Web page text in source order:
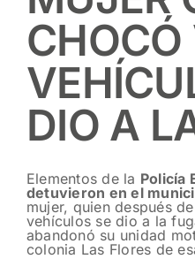
CHOCÓ
DIO A
Elementos de la Policía
detuvieron en el
mujer, quien después
vehículos se dio a la
abandonó su unidad
colonia Las Flores de